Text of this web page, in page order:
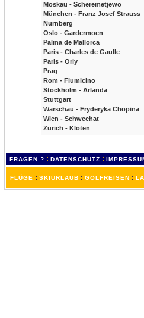
Moskau - Scheremetjewo
München - Franz Josef Strauss
Nürnberg
Oslo - Gardermoen
Palma de Mallorca
Paris - Charles de Gaulle
Paris - Orly
Prag
Rom - Fiumicino
Stockholm - Arlanda
Stuttgart
Warschau - Fryderyka Chopina
Wien - Schwechat
Zürich - Kloten
FRAGEN ? : DATENSCHUTZ :
FLÜGE : SKIURLAUB : GOLFREISEN :